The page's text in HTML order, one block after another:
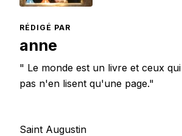
RÉDIGÉ PAR
anne
" Le monde est un livre et ceux
pas n'en lisent qu'une page."
Saint Augustin